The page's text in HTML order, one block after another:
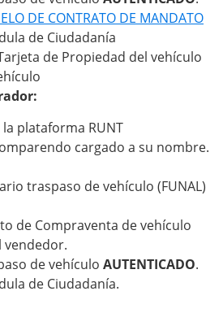
DE CONTRATO DE MANDATO
de Ciudadanía
de Propiedad del vehículo
plataforma RUNT
cargado a su nombre.
traspaso de vehículo (FUNAL)
de Compraventa de vehículo
vendedor.
de vehículo AUTENTICADO.
de Ciudadanía.